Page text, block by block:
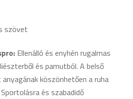
szövet
Ellenálló és enyhén rugalmas
és pamutból. A belső
köszönhetően a ruha
és szabadidő